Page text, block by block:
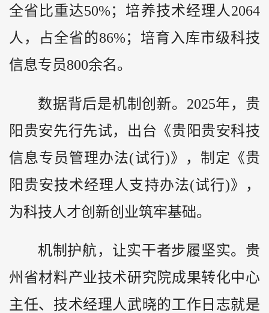
全省比重达50%；培养技术经理人2064
人，占全省的86%；培育入库市级科技
信息专员800余名。
数据背后是机制创新。2025年，贵
阳贵安先行先试，出台《贵阳贵安科技
信息专员管理办法(试行)》，制定《贵
阳贵安技术经理人支持办法(试行)》，
为科技人才创新创业筑牢基础。
机制护航，让实干者步履坚实。贵
州省材料产业技术研究院成果转化中心
主任、技术经理人武晓的工作日志就是